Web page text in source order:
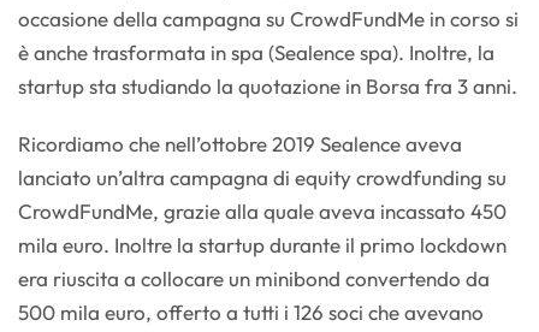
occasione della campagna su CrowdFundMe in corso si
è anche trasformata in spa (Sealence spa). Inoltre, la
startup sta studiando la quotazione in Borsa fra 3 anni.
Ricordiamo che nell’ottobre 2019 Sealence aveva
lanciato un’altra campagna di equity crowdfunding su
CrowdFundMe, grazie alla quale aveva incassato 450
mila euro. Inoltre la startup durante il primo lockdown
era riuscita a collocare un minibond convertendo da
500 mila euro, offerto a tutti i 126 soci che avevano